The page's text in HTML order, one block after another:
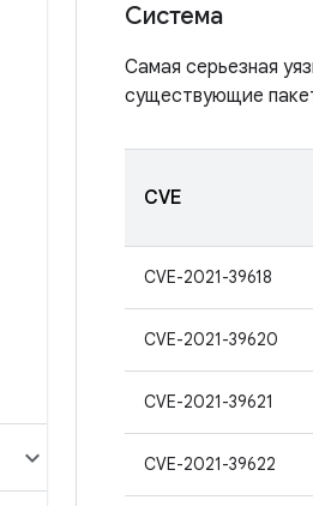
Система
Самая серьезная
существующие
CVE
CVE-2021-39618
CVE-2021-39620
CVE-2021-39621
CVE-2021-39622